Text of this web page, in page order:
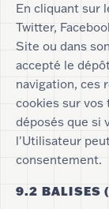
En cliquant sur
Twitter,
Site ou dans
accepté le
navigation, ces
cookies sur vos
déposés que si
l'Utilisateur
consentement.
9.2 BALISES